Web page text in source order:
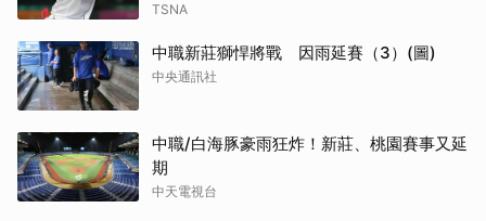
TSNA
中職新莊獅悍將戰 因雨延賽（3）(圖)
中央通訊社
中職/白海豚豪雨狂炸！新莊、桃園賽事又延
期
中天電視台